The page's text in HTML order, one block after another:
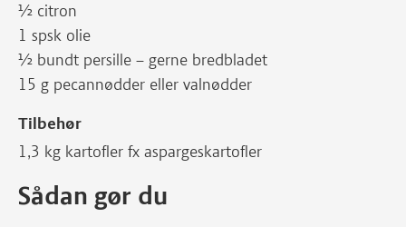
½ citron
1 spsk olie
½ bundt persille – gerne bredbladet
15 g pecannødder eller valnødder
Tilbehør
1,3 kg kartofler fx aspargeskartofler
Sådan gør du